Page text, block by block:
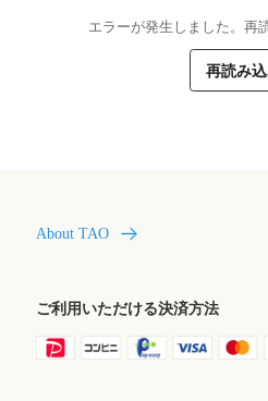
エラーが発生しました。再
再読み
About TAO
ご利用いただける決済方法